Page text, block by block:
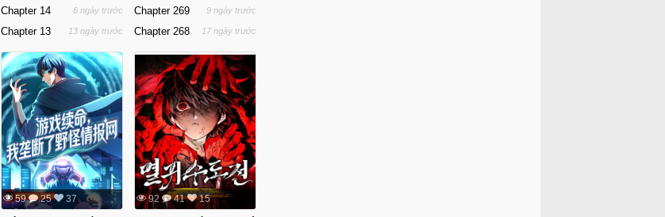
Chapter 14 6 ngày trước
Chapter 13 13 ngày trước
Chapter 269 9 ngày trước
Chapter 268 17 ngày trước
59 25 37 92 41 15